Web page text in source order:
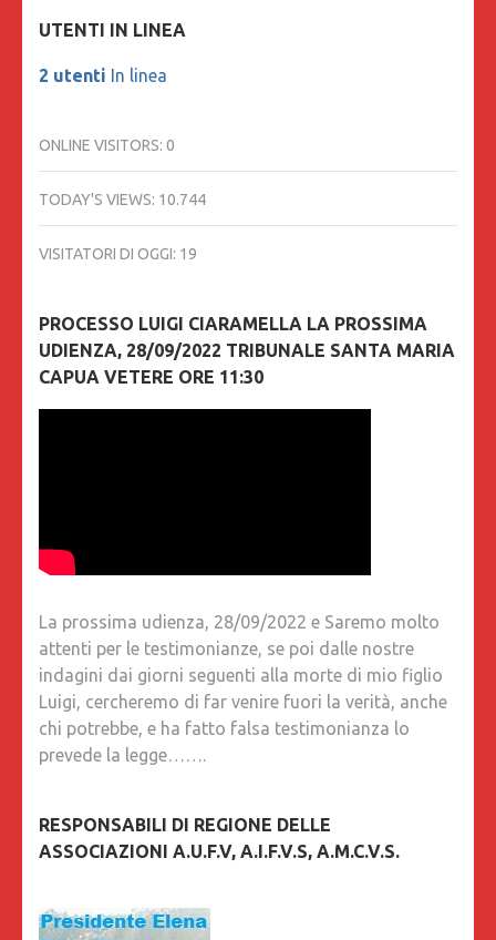
UTENTI IN LINEA
2 utenti In linea
ONLINE VISITORS: 0
TODAY'S VIEWS: 10.744
VISITATORI DI OGGI: 19
PROCESSO LUIGI CIARAMELLA LA PROSSIMA
UDIENZA, 28/09/2022 TRIBUNALE SANTA MARIA
CAPUA VETERE ORE 11:30
La prossima udienza, 28/09/2022 e Saremo molto
attenti per le testimonianze, se poi dalle nostre
indagini dai giorni seguenti alla morte di mio figlio
Luigi, cercheremo di far venire fuori la verità, anche
chi potrebbe, e ha fatto falsa testimonianza lo
prevede la legge…….
RESPONSABILI DI REGIONE DELLE
ASSOCIAZIONI A.U.F.V, A.I.F.V.S, A.M.C.V.S.